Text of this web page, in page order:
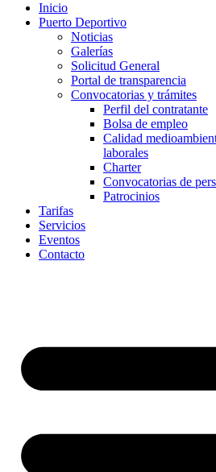
Inicio
Puerto Deportivo
Noticias
Galerías
Solicitud General
Portal de transparencia
Convocatorias y trámites
Perfil del contratante
Bolsa de empleo
Calidad
laborales
Charter
Convocatorias de
Patrocinios
Tarifas
Servicios
Eventos
Contacto